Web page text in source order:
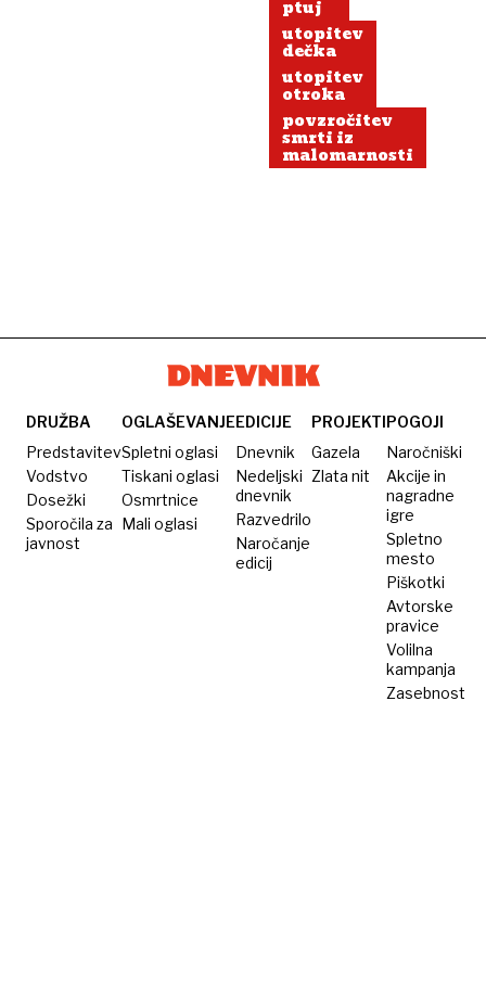
ptuj
utopitev
dečka
utopitev
otroka
povzročitev
smrti iz
malomarnosti
DRUŽBA
Predstavitev
Vodstvo
Dosežki
Sporočila za
javnost
OGLAŠEVANJE
Spletni oglasi
Tiskani oglasi
Osmrtnice
Mali oglasi
EDICIJE
Dnevnik
Nedeljski
dnevnik
Razvedrilo
Naročanje
edicij
PROJEKTI
Gazela
Zlata nit
POGOJI
Naročniški
Akcije in
nagradne
igre
Spletno
mesto
Piškotki
Avtorske
pravice
Volilna
kampanja
Zasebnost